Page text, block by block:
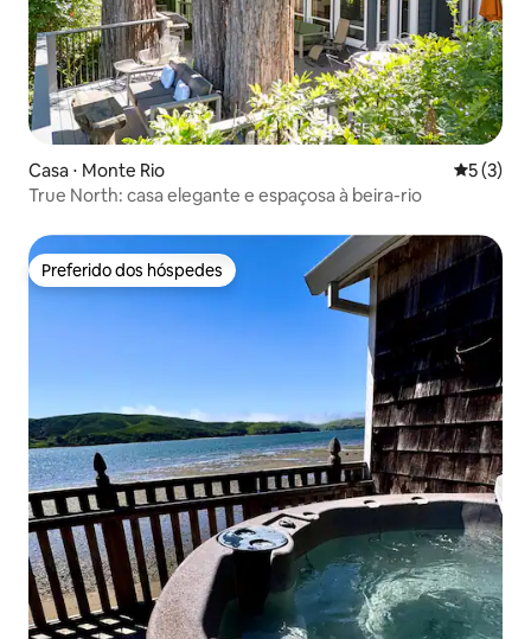
Casa ⋅ Monte Rio 5 de
5 (3)
True North: casa elegante e espaçosa à beira-rio
Preferido dos hóspedes
Preferido dos hóspedes